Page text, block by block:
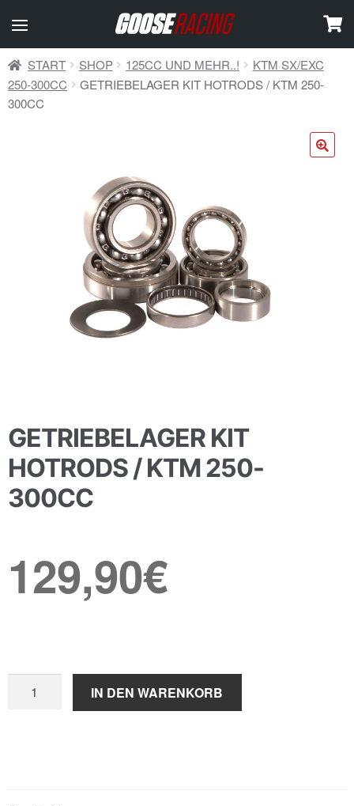
START SHOP 125CC UND MEHR..!
KTM SX/EXC
250-300CC
GETRIEBELAGER KIT HOTRODS / KTM 250-
300CC
GETRIEBELAGER KIT
HOTRODS / KTM 250-
300CC
129,90€
IN DEN WARENKORB